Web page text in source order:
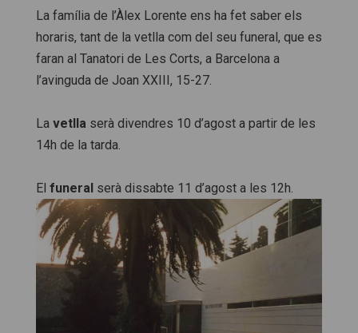
La família de l’Àlex Lorente ens ha fet saber els
horaris, tant de la vetlla com del seu funeral, que es
faran al Tanatori de Les Corts, a Barcelona a
l’avinguda de Joan XXIII, 15-27.
La vetlla serà divendres 10 d’agost a partir de les
14h de la tarda.
El funeralserà dissabte 11 d’agost a les 12h.